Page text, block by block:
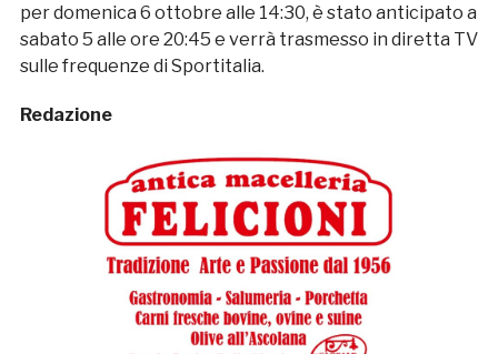
per domenica 6 ottobre alle 14:30, è stato anticipato a
sabato 5 alle ore 20:45 e verrà trasmesso in diretta TV
sulle frequenze di Sportitalia.
Redazione